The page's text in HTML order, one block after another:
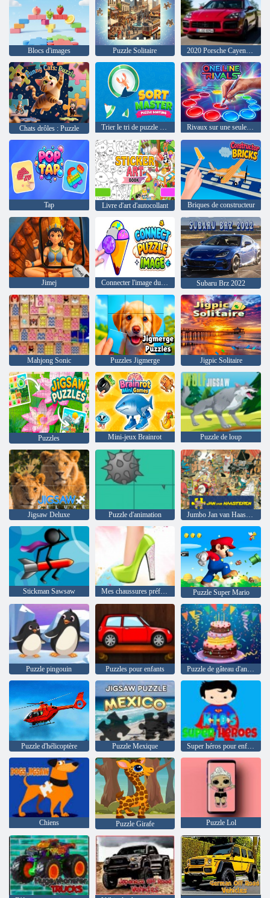
Blocs d'images Puzzle Solitaire
Chats drôles : Puzzle Trier le tri de puzzle maître Rivaux sur une seule ligne
Tap Livre d'art d'autocollant Briques de constructeur
Jimej Connecter l'image du puzzle Subaru Brz 2022
Mahjong Sonic Puzzles Jigmerge Jigpic Solitaire
Puzzles Mini-jeux Brainrot Puzzle de loup
Jigsaw Deluxe Puzzle d'animation Jumbo Jan van Haasterren
Stickman Sawsaw Mes chaussures préférées Puzzle Super Mario
Puzzle pingouin Puzzles pour enfants Puzzle de gâteau d'anniversaire
Puzzle d'hélicoptère Puzzle Mexique
Chiens Puzzle Girafe Puzzle Lol